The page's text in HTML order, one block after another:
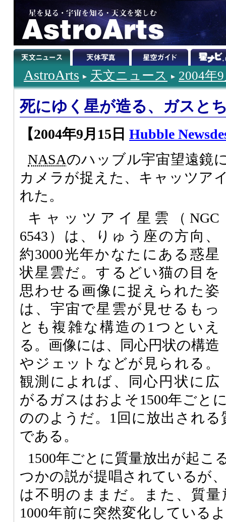
AstroArts 天文ニュース 2004年
死にゆく星が造る、ガスと
【2004年9月15日 Hubble
NASAのハッブル宇宙望遠鏡
カメラが捉えた、キャッツア
れた。
キャッツアイ星雲（NGC
6543）は、りゅう座の方向、
約3000光年かなたにある惑星
状星雲だ。するどい猫の目を
思わせる画像に捉えられた姿
は、宇宙で星雲が見せるもっ
とも複雑な構造の1つといえ
る。画像には、同心円状の構造
やジェットなどが見られる。
観測によれば、同心円状に広
がるガスはおよそ1500年ごと
ののようだ。1回に放出され
である。
1500年ごとに質量放出が起こ
つかの説が提唱されているが
は不明のままだ。また、質
1000年前に突然変化している